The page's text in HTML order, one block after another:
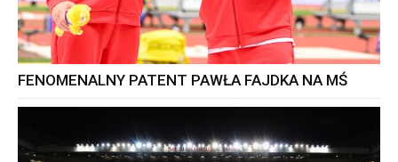
FENOMENALNY PATENT PAWŁA FAJDKA NA MŚ